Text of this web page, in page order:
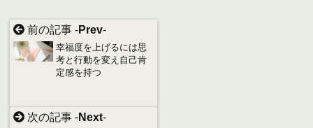
前の記事 -Prev-
幸福度を上げるには思
考と行動を変え自己肯
定感を持つ
次の記事 -Next-